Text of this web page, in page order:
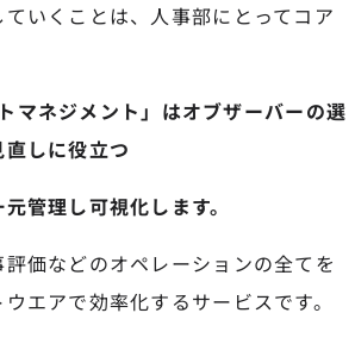
いくことは、人事部にとってコア
マネジメント」はオブザーバーの選
しに役立つ
管理し可視化します。
価などのオペレーションの全てを
エアで効率化するサービスです。